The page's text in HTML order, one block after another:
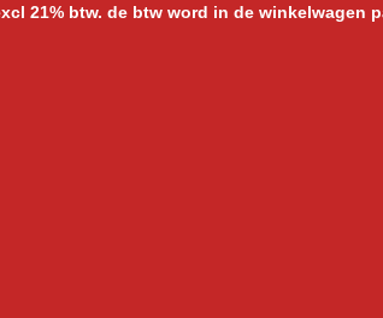
21% btw. de btw word in de winkelwagen